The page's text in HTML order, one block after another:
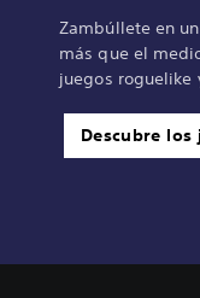
Zambúllete en
más que el
juegos roguelike
Descubre